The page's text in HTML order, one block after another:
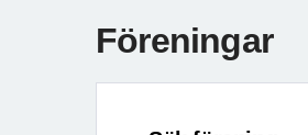
Föreningar